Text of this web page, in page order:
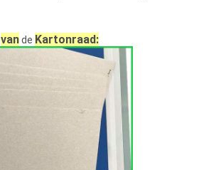
vande Kartonraad: